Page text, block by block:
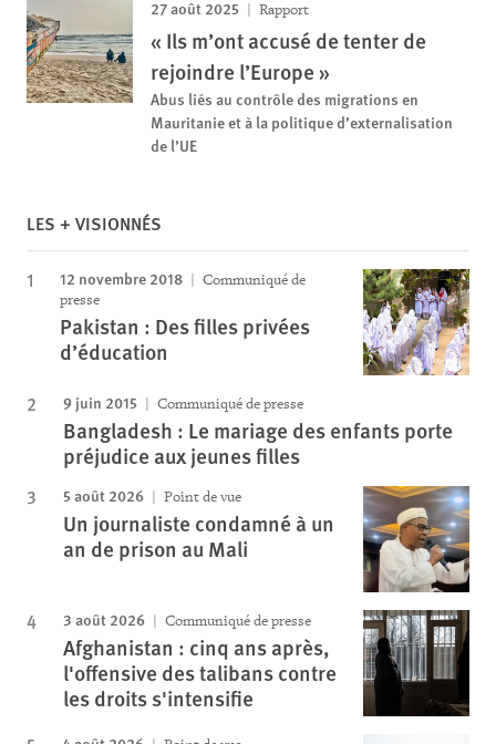
27 août 2025 Rapport
« Ils m’ont accusé de tenter de
rejoindre l’Europe »
Abus liés au contrôle des migrations en
Mauritanie et à la politique d’externalisation
de l’UE
LES + VISIONNÉS
12 novembre 2018
Communiqué de
presse
Pakistan : Des filles privées
d’éducation
9 juin 2015 Communiqué de presse
Bangladesh : Le mariage des enfants porte
préjudice aux jeunes filles
5 août 2026 Point de vue
Un journaliste condamné à un
an de prison au Mali
3 août 2026 Communiqué de presse
Afghanistan : cinq ans après,
l'offensive des talibans contre
les droits s'intensifie